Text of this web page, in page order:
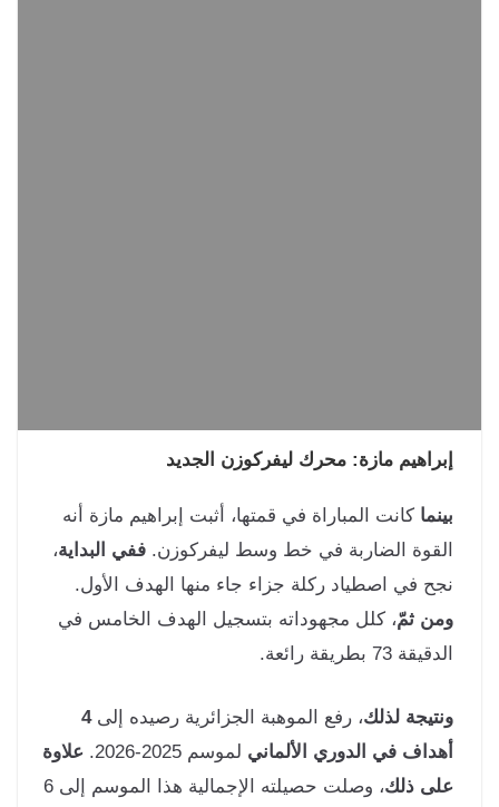
مازة: محرك ليفركوزن الجديد
كانت المباراة في قمتها، أثبت إبراهيم مازة أنه
الضاربة في خط وسط ليفركوزن.ففي البداية،
في اصطياد ركلة جزاء جاء منها الهدف الأول.
، كلل مجهوداته بتسجيل الهدف الخامس في
لذلك، رفع الموهبة الجزائرية رصيده إلى4
في الدوري الألماني
لموسم 2025-2026.
علاوة
ذلك
، وصلت حصيلته الإجمالية هذا الموسم إلى 6